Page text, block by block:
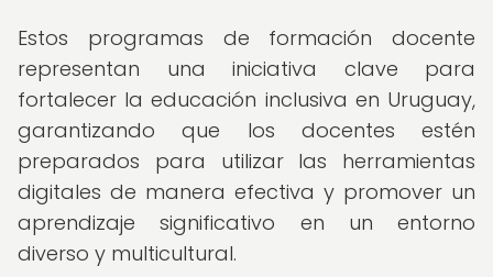
Estos programas de formación docente
representan una iniciativa clave para
fortalecer la educación inclusiva en Uruguay,
garantizando que los docentes estén
preparados para utilizar las herramientas
digitales de manera efectiva y promover un
aprendizaje significativo en un entorno
diverso y multicultural.